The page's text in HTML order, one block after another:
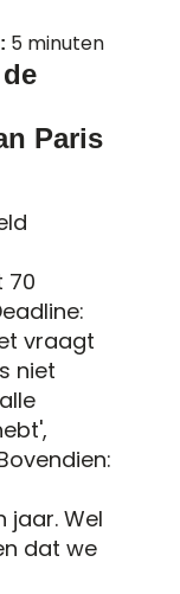
5 minuten
Paris
70
vraagt
niet
jaar. Wel
dat we